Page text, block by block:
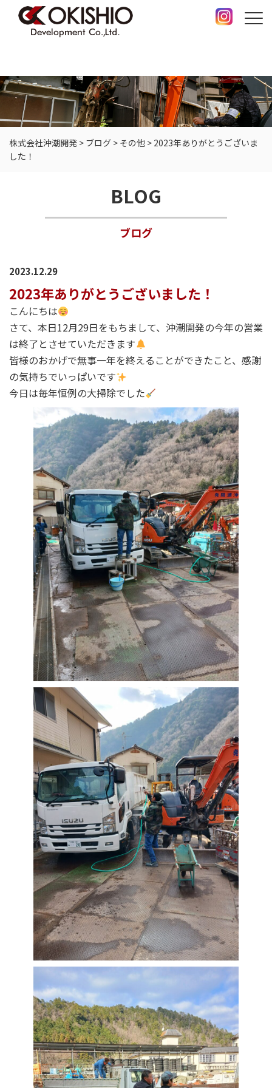
株式会社沖潮開発 > ブログ > その他 > 2023年ありがとうございま
した！
BLOG
ブログ
2023.12.29
2023年ありがとうございました！
こんにちは
さて、本日12月29日をもちまして、沖潮開発の今年の営業
は終了とさせていただきます
皆様のおかげで無事一年を終えることができたこと、感謝
の気持ちでいっぱいです
今日は毎年恒例の大掃除でした